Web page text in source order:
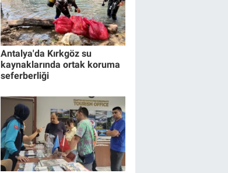
Antalya'da Kırkgöz su
kaynaklarında ortak koruma
seferberliği